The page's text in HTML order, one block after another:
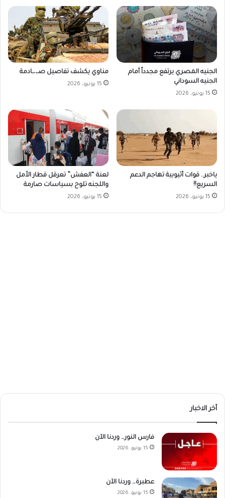
الجنيه المصري يرتفع مجدداً أمام
الجنيه السوداني
15 يونيو، 2026
مناوي يكشف تفاصيل صـ،،ـادمة
15 يونيو، 2026
ياخبر.. قوات أثيوبية تهاجم الدعم
السريع!!
15 يونيو، 2026
لعنة “العفش” تعرقل قطار الأمل
واللجنه تلوح بسياسات صارمة
15 يونيو، 2026
أخر الاخبار
فارس النور… وردنا الآن
15 يونيو، 2026
عطبرة… وردنا الآن
15 يونيو، 2026